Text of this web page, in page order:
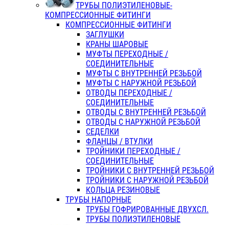
ТРУБЫ ПОЛИЭТИЛЕНОВЫЕ-
КОМПРЕССИОННЫЕ ФИТИНГИ
КОМПРЕССИОННЫЕ ФИТИНГИ
ЗАГЛУШКИ
КРАНЫ ШАРОВЫЕ
МУФТЫ ПЕРЕХОДНЫЕ /
СОЕДИНИТЕЛЬНЫЕ
МУФТЫ С ВНУТРЕННЕЙ РЕЗЬБОЙ
МУФТЫ С НАРУЖНОЙ РЕЗЬБОЙ
ОТВОДЫ ПЕРЕХОДНЫЕ /
СОЕДИНИТЕЛЬНЫЕ
ОТВОДЫ С ВНУТРЕННЕЙ РЕЗЬБОЙ
ОТВОДЫ С НАРУЖНОЙ РЕЗЬБОЙ
СЕДЕЛКИ
ФЛАНЦЫ / ВТУЛКИ
ТРОЙНИКИ ПЕРЕХОДНЫЕ /
СОЕДИНИТЕЛЬНЫЕ
ТРОЙНИКИ С ВНУТРЕННЕЙ РЕЗЬБОЙ
ТРОЙНИКИ С НАРУЖНОЙ РЕЗЬБОЙ
КОЛЬЦА РЕЗИНОВЫЕ
ТРУБЫ НАПОРНЫЕ
ТРУБЫ ГОФРИРОВАННЫЕ ДВУХСЛ.
ТРУБЫ ПОЛИЭТИЛЕНОВЫЕ